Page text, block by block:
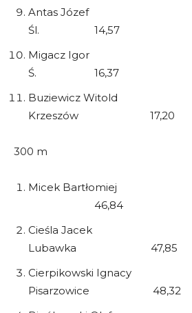
Antas Józef SP
Śl. 14,57
Migacz Igor SP
Ś. 16,37
Buziewicz Witold
Krzeszów 17,20
300 m
Micek Bartłomiej
46,84
Cieśla Jacek
Lubawka 47,85
Cierpikowski Ignacy
Pisarzowice 48,32